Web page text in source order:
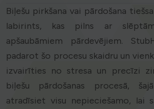
Biļešu pirkšana vai pārdošana
labirints, kas pilns ar
apšaubāmiem pārdevējiem.
padarot šo procesu skaidru un
izvairīties no stresa un precīzi
biļešu pārdošanas procesā,
atradīsiet visu nepieciešamo, lai